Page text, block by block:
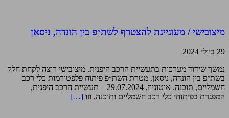
מיצובישי / מעוניינת להצטרף לשת״פ בין הונדה, ניסאן
29 ביולי 2024
נמשך שידוד מערכות בתעשיית הרכב היפנית. מיצובישי רוצה לקחת חלק
בשת״פ בין הונדה, ניסאן. מטרת השת״פ פיתוח פלפטורמות כלי רכב
חשמליים, תוכנה. אוטוניוז, 29.07.2024 – תעשיית הרכב היפנית,
המפגרת בפיתוחי כלי רכב חשמליים ותוכנה, וזו […]